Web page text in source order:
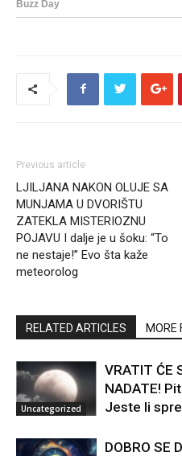
Previous article
LJILJANA NAKON OLUJE SA
MUNJAMA U DVORIŠTU
ZATEKLA MISTERIOZNU
POJAVU I dalje je u šoku: “To
ne nestaje!” Evo šta kaže
meteorolog
RELATED ARTICLES MORE
Uncategorized
VRATIT ĆE
NADATE!
Jeste li
DOBRO SE